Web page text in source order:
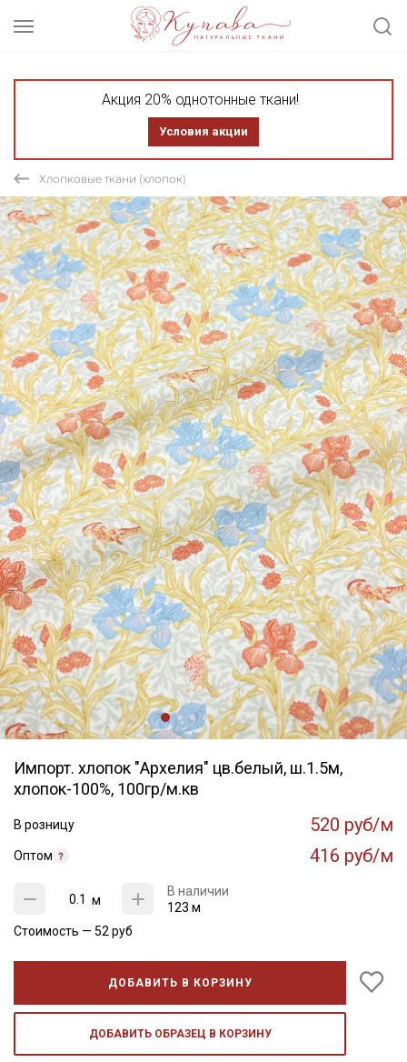
Акция 20% однотонные ткани!
Условия акции
Хлопковые ткани (хлопок)
Импорт. хлопок "Архелия" цв.белый, ш.1.5м,
хлопок-100%, 100гр/м.кв
В розницу 520 руб/м
Оптом 416 руб/м
м
В наличии
123 м
Стоимость — 52 руб
ДОБАВИТЬ В КОРЗИНУ
ДОБАВИТЬ ОБРАЗЕЦ В КОРЗИНУ